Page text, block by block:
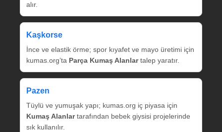
alır.
Kaşkorse
İnce ve elastik örme; spor kıyafet ve mayo üretimi için
kumas.org’ta Parça Kumaş Alanlartalep yaratır.
Pazen
Tüylü ve yumuşak yapı; kumas.org iç piyasa için
Kumaş Alanlartarafından bebek giysisi projelerinde
sık kullanılır.